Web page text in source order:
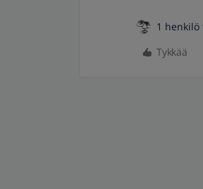
1 henkilö
Tykkää